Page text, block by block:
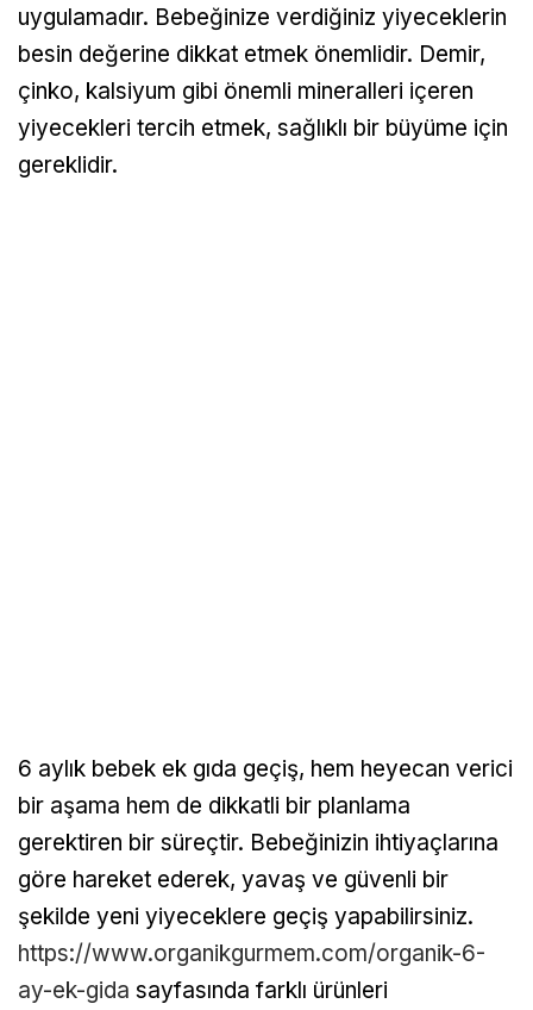
uygulamadır. Bebeğinize verdiğiniz yiyeceklerin
besin değerine dikkat etmek önemlidir. Demir,
çinko, kalsiyum gibi önemli mineralleri içeren
yiyecekleri tercih etmek, sağlıklı bir büyüme için
gereklidir.
6 aylık bebek ek gıda geçiş, hem heyecan verici
bir aşama hem de dikkatli bir planlama
gerektiren bir süreçtir. Bebeğinizin ihtiyaçlarına
göre hareket ederek, yavaş ve güvenli bir
şekilde yeni yiyeceklere geçiş yapabilirsiniz.
https://www.organikgurmem.com/organik-6-
ay-ek-gida sayfasında farklı ürünleri